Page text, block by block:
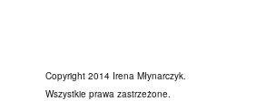
Copyright 2014 Irena Młynarczyk.
Wszystkie prawa zastrzeżone.